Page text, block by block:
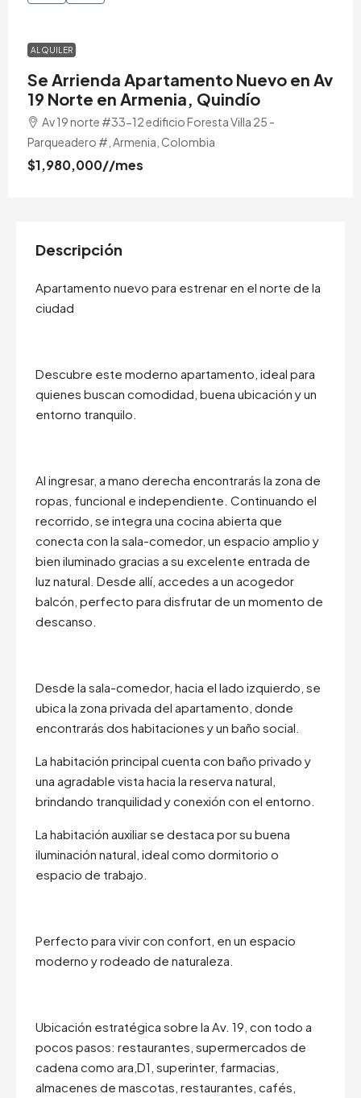
ALQUILER
Se Arrienda Apartamento Nuevo en Av
19 Norte en Armenia, Quindío
Av 19 norte #33-12 edificio Foresta Villa 25 -
Parqueadero #, Armenia, Colombia
$1,980,000//mes
Descripción
Apartamento nuevo para estrenar en el norte de la
ciudad
Descubre este moderno apartamento, ideal para
quienes buscan comodidad, buena ubicación y un
entorno tranquilo.
Al ingresar, a mano derecha encontrarás la zona de
ropas, funcional e independiente. Continuando el
recorrido, se integra una cocina abierta que
conecta con la sala-comedor, un espacio amplio y
bien iluminado gracias a su excelente entrada de
luz natural. Desde allí, accedes a un acogedor
balcón, perfecto para disfrutar de un momento de
descanso.
Desde la sala-comedor, hacia el lado izquierdo, se
ubica la zona privada del apartamento, donde
encontrarás dos habitaciones y un baño social.
La habitación principal cuenta con baño privado y
una agradable vista hacia la reserva natural,
brindando tranquilidad y conexión con el entorno.
La habitación auxiliar se destaca por su buena
iluminación natural, ideal como dormitorio o
espacio de trabajo.
Perfecto para vivir con confort, en un espacio
moderno y rodeado de naturaleza.
Ubicación estratégica sobre la Av. 19, con todo a
pocos pasos: restaurantes, supermercados de
cadena como ara,D1, superinter, farmacias,
almacenes de mascotas, restaurantes, cafés,